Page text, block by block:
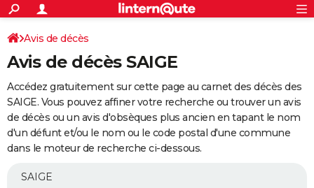
ACTUALITÉS
Politique
Société
Faits Divers
Education
Monde
Villes
+
SPORT
Coupe du monde 2026
Football
Tennis
Cyclisme
Rugby
Forum
Programme TV
TNT
Streaming
Cinéma
Sorties cinéma
Musique
+
FINANCE
Retraite
Impôts
Epargne
Immobilier
Risques naturels par ville
Banque
Assurance
Crédit
AUTO
Essais
Réserver un essai
Citadines
Berlines
SUV
Forum auto
+
Mobiles
Meilleur smartphone
Internet
Ordinateurs
Jeux vidéo
Guide high-tech
Avis de décès
Avis de décès SAIGE
Accédez gratuitement sur cette page au carnet des décès des
SAIGE. Vous pouvez affiner votre recherche ou trouver un avis
de décès ou un avis d'obsèques plus ancien en tapant le nom
d'un défunt et/ou le nom ou le code postal d'une commune
dans le moteur de recherche ci-dessous.